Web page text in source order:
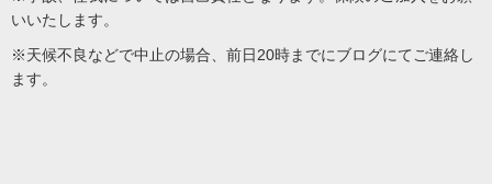
いいたします。
※天候不良などで中止の場合、前日20時までにブログにてご連絡し
ます。